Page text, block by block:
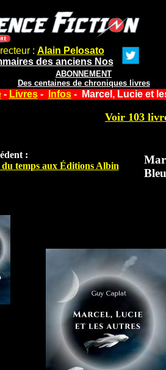
: Alain Pelosato
des anciens Nos
ABONNEMENT
Des centaines de chroniques livres
- Livres- Infos- Marcel, Lucie et
Voir 103
:
temps aux Éditions Albin
Bleu